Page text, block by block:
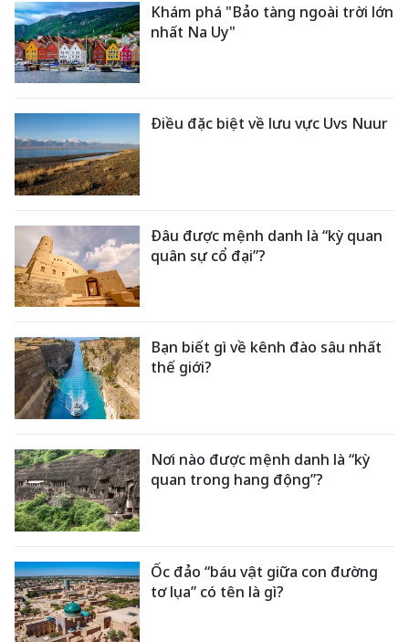
Khám phá "Bảo tàng ngoài trời lớn
nhất Na Uy"
Điều đặc biệt về lưu vực Uvs Nuur
Đâu được mệnh danh là “kỳ quan
quân sự cổ đại”?
Bạn biết gì về kênh đào sâu nhất
thế giới?
Nơi nào được mệnh danh là “kỳ
quan trong hang động”?
Ốc đảo “báu vật giữa con đường
tơ lụa” có tên là gì?